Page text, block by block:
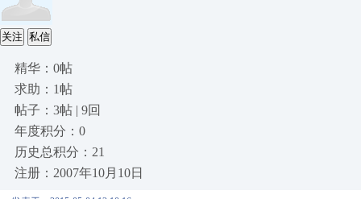
关注 私信
精华：0帖
求助：1帖
帖子：3帖 | 9回
年度积分：0
历史总积分：21
注册：2007年10月10日